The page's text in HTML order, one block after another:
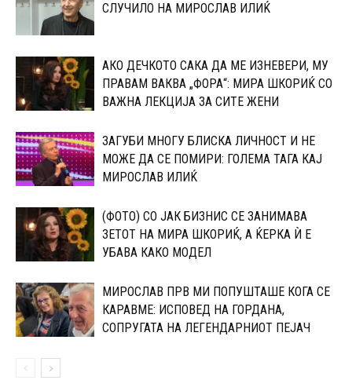
СЛУЧИЛО НА МИРОСЛАВ ИЛИЌ
АКО ДЕЧКОТО САКА ДА МЕ ИЗНЕВЕРИ, МУ
ПРАВАМ ВАКВА „ФОРА“: МИРА ШКОРИЌ СО
ВАЖНА ЛЕКЦИЈА ЗА СИТЕ ЖЕНИ
ЗАГУБИ МНОГУ БЛИСКА ЛИЧНОСТ И НЕ
МОЖЕ ДА СЕ ПОМИРИ: ГОЛЕМА ТАГА КАЈ
МИРОСЛАВ ИЛИЌ
(ФОТО) СО ЈАК БИЗНИС СЕ ЗАНИМАВА
ЗЕТОТ НА МИРА ШКОРИЌ, А ЌЕРКА Ѝ Е
УБАВА КАКО МОДЕЛ
МИРОСЛАВ ПРВ МИ ПОПУШТАШЕ КОГА СЕ
КАРАВМЕ: ИСПОВЕД НА ГОРДАНА,
СОПРУГАТА НА ЛЕГЕНДАРНИОТ ПЕЈАЧ